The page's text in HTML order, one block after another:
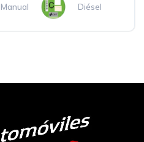
Manual Diésel